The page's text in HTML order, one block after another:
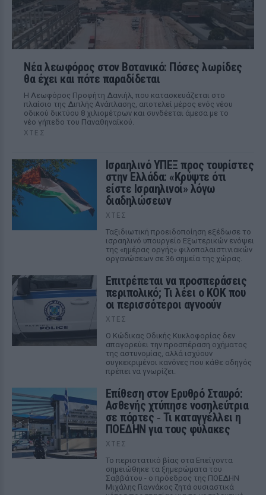
Νέα λεωφόρος στον Βοτανικό: Πόσες λωρίδες
θα έχει και πότε παραδίδεται
Η Λεωφόρος Προφήτη Δανιήλ, που κατασκευάζεται στο
πλαίσιο της Διπλής Ανάπλασης, αποτελεί μέρος ενός νέου
οδικού δικτύου 8 χιλιομέτρων και συνδέεται άμεσα με το
νέο γήπεδο του Παναθηναϊκού.
ΧΤΕΣ
Ισραηλινό ΥΠΕΞ προς τουρίστες
στην Ελλάδα: «Κρύψτε ότι
είστε Ισραηλινοί» λόγω
διαδηλώσεων
ΧΤΕΣ
Ταξιδιωτική προειδοποίηση εξέδωσε το
ισραηλινό υπουργείο Εξωτερικών ενόψει
της «ημέρας οργής» φιλοπαλαιστινιακών
οργανώσεων σε 36 σημεία της χώρας.
Επιτρέπεται να προσπεράσεις
περιπολικό; Τι λέει ο ΚΟΚ που
οι περισσότεροι αγνοούν
ΧΤΕΣ
Ο Κώδικας Οδικής Κυκλοφορίας δεν
απαγορεύει την προσπέραση οχήματος
της αστυνομίας, αλλά ισχύουν
συγκεκριμένοι κανόνες που κάθε οδηγός
πρέπει να γνωρίζει.
Επίθεση στον Ερυθρό Σταυρό:
Ασθενής χτύπησε νοσηλεύτρια
σε πόρτες ‑ Τι καταγγέλλει η
ΠΟΕΔΗΝ για τους φύλακες
ΧΤΕΣ
Το περιστατικό βίας στα Επείγοντα
σημειώθηκε τα ξημερώματα του
Σαββάτου - ο πρόεδρος της ΠΟΕΔΗΝ
Μιχάλης Γιαννάκος ζητά ουσιαστικά